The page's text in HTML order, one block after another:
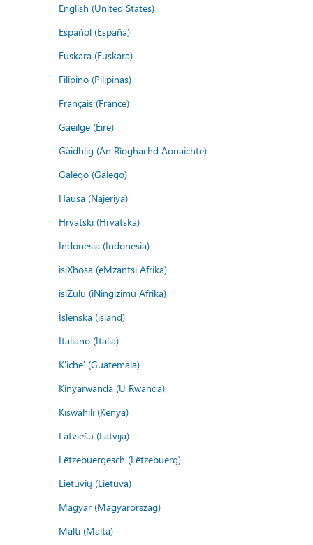
English (United States)
Español (España)
Euskara (Euskara)
Filipino (Pilipinas)
Français (France)
Gaeilge (Éire)
Gàidhlig (An Rìoghachd Aonaichte)
Galego (Galego)
Hausa (Najeriya)
Hrvatski (Hrvatska)
Indonesia (Indonesia)
isiXhosa (eMzantsi Afrika)
isiZulu (iNingizimu Afrika)
Íslenska (ísland)
Italiano (Italia)
K'iche' (Guatemala)
Kinyarwanda (U Rwanda)
Kiswahili (Kenya)
Latviešu (Latvija)
Lëtzebuergesch (Lëtzebuerg)
Lietuvių (Lietuva)
Magyar (Magyarország)
Malti (Malta)